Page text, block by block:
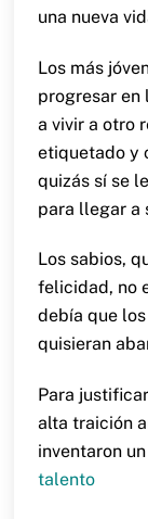
una nueva
Los más
progresar en
a vivir a otro
etiquetado y
quizás sí se
para llegar a
Los sabios,
felicidad, no
debía que
quisieran
Para
alta traición
inventaron
talento